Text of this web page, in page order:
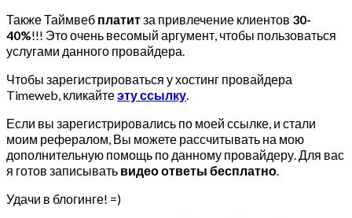
Также Таймвеб платитза привлечение клиентов 30-
40%!!! Это очень весомый аргумент, чтобы пользоваться
услугами данного провайдера.
Чтобы зарегистрироваться у хостинг провайдера
Timeweb, кликайтеэту ссылку.
Если вы зарегистрировались по моей ссылке, и стали
моим рефералом, Вы можете рассчитывать на мою
дополнительную помощь по данному провайдеру. Для вас
я готов записывать видео ответы бесплатно.
Удачи в блогинге! =)